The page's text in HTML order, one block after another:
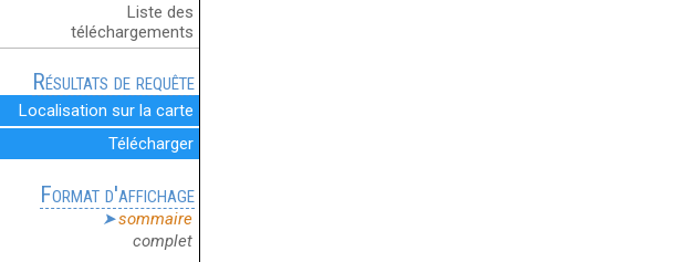
Liste des
téléchargements
Résultats de requête
Localisation sur la carte
Télécharger
Format d'affichage
sommaire
complet